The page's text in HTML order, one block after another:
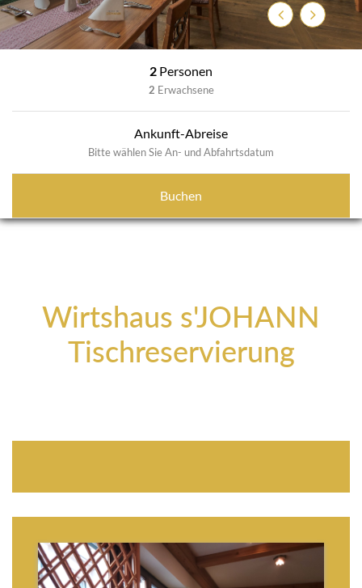
ZurückWeiter
2 Personen
2 Erwachsene
Ankunft-Abreise
Bitte wählen Sie An- und Abfahrtsdatum
Buchen
Wirtshaus s'JOHANN
Tischreservierung